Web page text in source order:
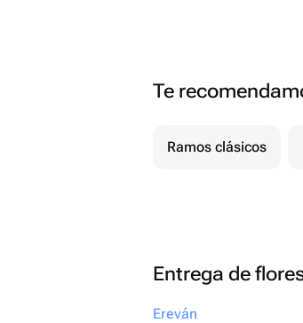
Te
Ramos clásicos
Entrega de
Ereván